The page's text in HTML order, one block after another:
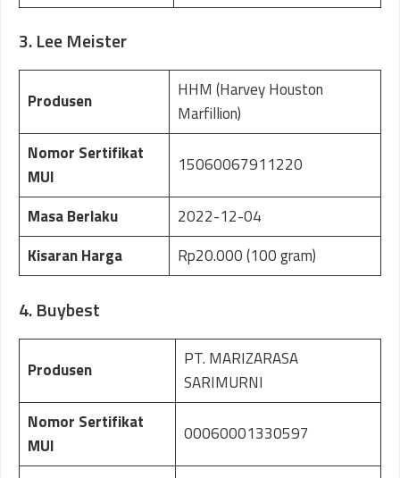
3. Lee Meister
Produsen
HHM (Harvey Houston
Marfillion)
Nomor Sertifikat
MUI
15060067911220
Masa Berlaku
2022-12-04
Kisaran Harga
Rp20.000 (100 gram)
4. Buybest
Produsen
PT. MARIZARASA
SARIMURNI
Nomor Sertifikat
MUI
00060001330597